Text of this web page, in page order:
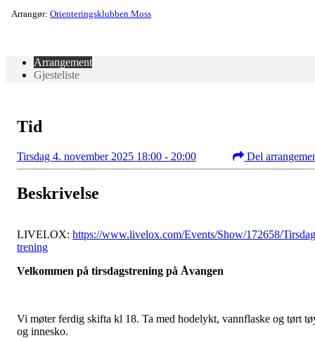
Arrangør: Orienteringsklubben Moss
Arrangement
Gjesteliste
Tid
Tirsdag 4. november 2025 18:00 - 20:00 Del
Beskrivelse
LIVELOX: https://www.livelox.com/Events/Show/172658/
trening
Velkommen på tirsdagstrening på Åvangen
Vi møter ferdig skifta kl 18. Ta med hodelykt, vannflaske og tørt
og innesko.